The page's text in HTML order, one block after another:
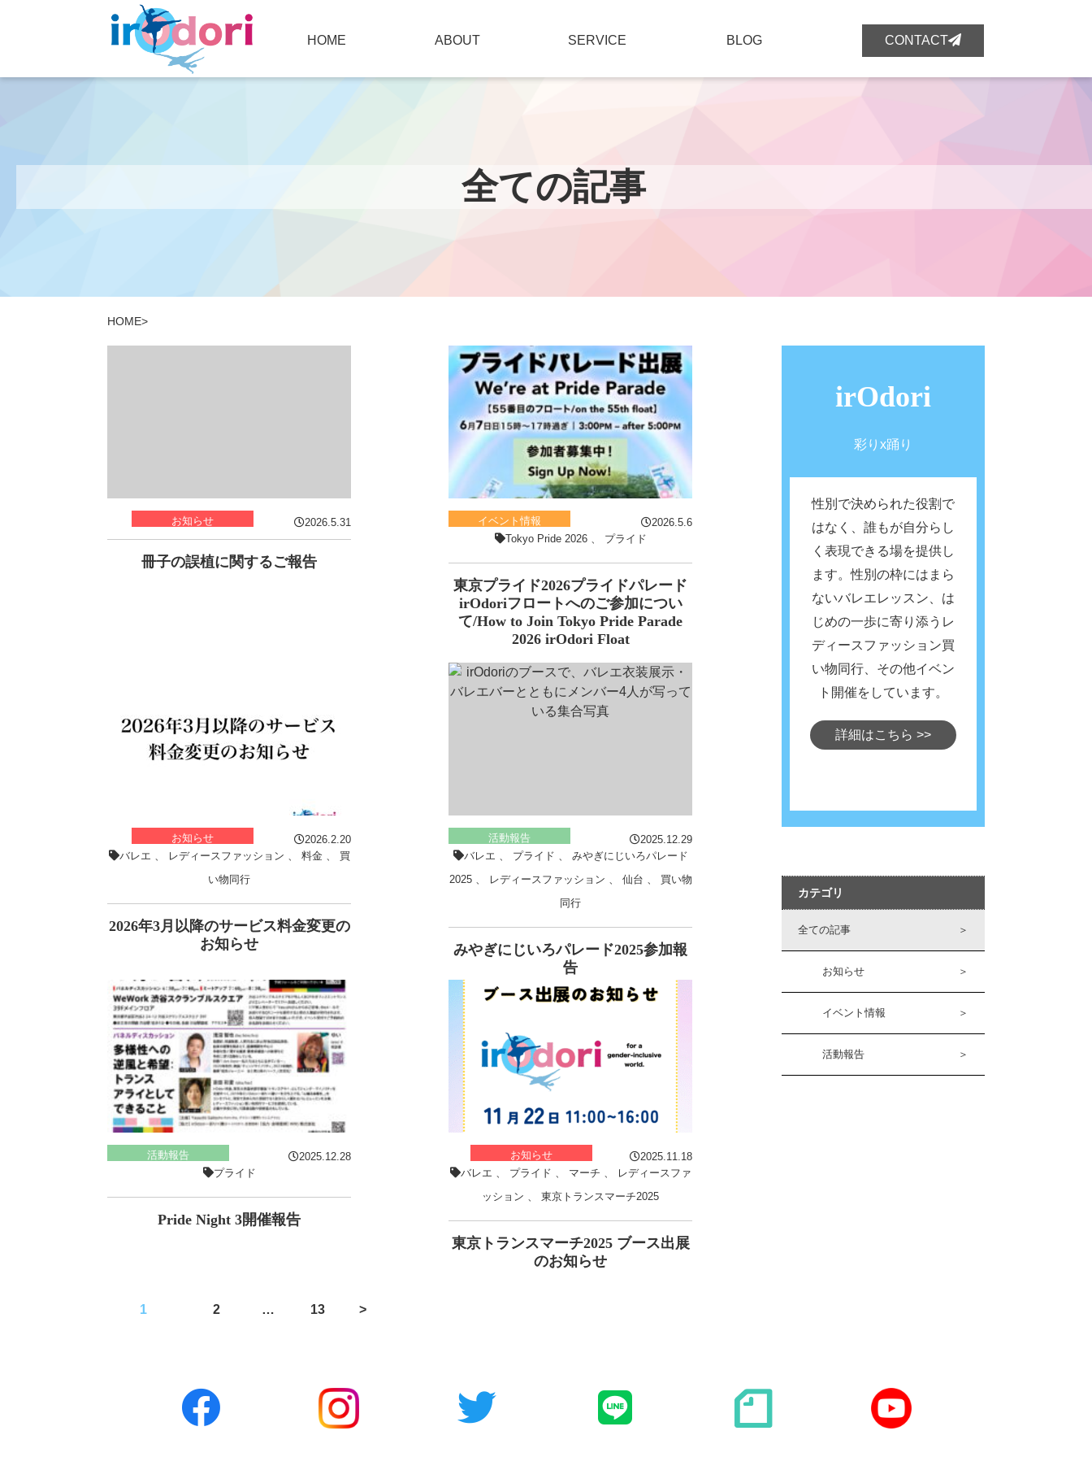
HOME ABOUT SERVICE BLOG CONTACT
全ての記事
HOME>
お知らせ 2026.5.31
冊子の誤植に関するご報告
イベント情報
2026.5.6
Tokyo Pride 2026、 プライド
東京プライド2026プライドパレード
irOdoriフロートへのご参加につい
て/How to Join Tokyo Pride Parade
2026 irOdori Float
お知らせ
2026.2.20
バレエ
レディースファッション 料金、 買
い物同行
2026年3月以降のサービス料金変更の
お知らせ
活動報告
2025.12.29
バレエ
プライド
みやぎにじいろパレード
2025、 レディースファッション 仙台
買い物
同行
みやぎにじいろパレード2025参加報
告
活動報告
2025.12.28
プライド
Pride Night 3開催報告
お知らせ
2025.11.18
バレエ
プライド マーチ
レディースファ
ッション
東京トランスマーチ2025
東京トランスマーチ2025 ブース出展
のお知らせ
1 2 … 13 >
irOdori
彩りx踊り
性別で決められた役割で
はなく、誰もが自分らし
く表現できる場を提供し
ます。性別の枠にはまら
ないバレエレッスン、は
じめの一歩に寄り添うレ
ディースファッション買
い物同行、その他イベン
ト開催をしています。
詳細はこちら >>
カテゴリ
全ての記事 ＞
お知らせ ＞
イベント情報 ＞
活動報告 ＞